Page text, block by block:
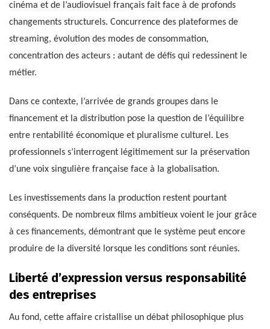
cinéma et de l’audiovisuel français fait face à de profonds
changements structurels. Concurrence des plateformes de
streaming, évolution des modes de consommation,
concentration des acteurs : autant de défis qui redessinent le
métier.
Dans ce contexte, l’arrivée de grands groupes dans le
financement et la distribution pose la question de l’équilibre
entre rentabilité économique et pluralisme culturel. Les
professionnels s’interrogent légitimement sur la préservation
d’une voix singulière française face à la globalisation.
Les investissements dans la production restent pourtant
conséquents. De nombreux films ambitieux voient le jour grâce
à ces financements, démontrant que le système peut encore
produire de la diversité lorsque les conditions sont réunies.
Liberté d’expression versus responsabilité
des entreprises
Au fond, cette affaire cristallise un débat philosophique plus